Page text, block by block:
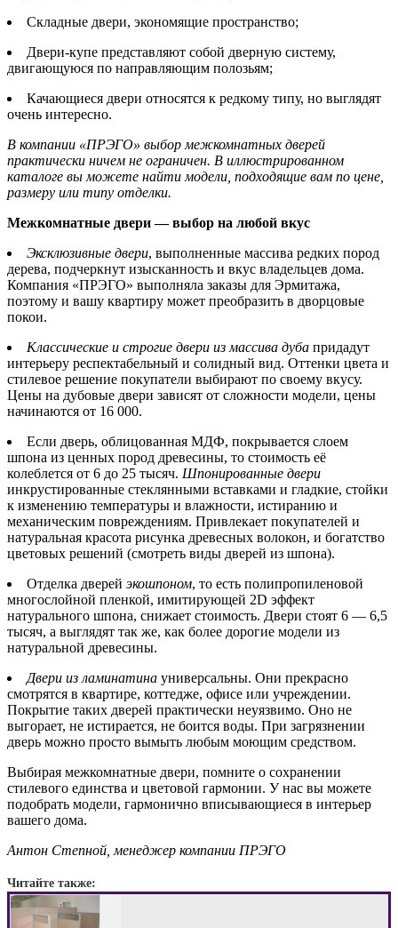
Складные двери, экономящие пространство;
Двери-купе представляют собой дверную систему,
двигающуюся по направляющим полозьям;
Качающиеся двери относятся к редкому типу, но выглядят
очень интересно.
В компании «ПРЭГО» выбор межкомнатных дверей
практически ничем не ограничен. В иллюстрированном
каталоге вы можете найти модели, подходящие вам по цене,
размеру или типу отделки.
Межкомнатные двери — выбор на любой вкус
Эксклюзивные двери, выполненные массива редких пород
дерева, подчеркнут изысканность и вкус владельцев дома.
Компания «ПРЭГО» выполняла заказы для Эрмитажа,
поэтому и вашу квартиру может преобразить в дворцовые
покои.
Классические и строгие двери из массива дуба придадут
интерьеру респектабельный и солидный вид. Оттенки цвета и
стилевое решение покупатели выбирают по своему вкусу.
Цены на дубовые двери зависят от сложности модели, цены
начинаются от 16 000.
Если дверь, облицованная МДФ, покрывается слоем
шпона из ценных пород древесины, то стоимость её
колеблется от 6 до 25 тысяч. Шпонированные двери
инкрустированные стеклянными вставками и гладкие, стойки
к изменению температуры и влажности, истиранию и
механическим повреждениям. Привлекает покупателей и
натуральная красота рисунка древесных волокон, и богатство
цветовых решений (смотреть виды дверей из шпона).
Отделка дверей экошпоном, то есть полипропиленовой
многослойной пленкой, имитирующей 2D эффект
натурального шпона, снижает стоимость. Двери стоят 6 — 6,5
тысяч, а выглядят так же, как более дорогие модели из
натуральной древесины.
Двери из ламинатина универсальны. Они прекрасно
смотрятся в квартире, коттедже, офисе или учреждении.
Покрытие таких дверей практически неуязвимо. Оно не
выгорает, не истирается, не боится воды. При загрязнении
дверь можно просто вымыть любым моющим средством.
Выбирая межкомнатные двери, помните о сохранении
стилевого единства и цветовой гармонии. У нас вы можете
подобрать модели, гармонично вписывающиеся в интерьер
вашего дома.
Антон Степной, менеджер компании ПРЭГО
Читайте также: